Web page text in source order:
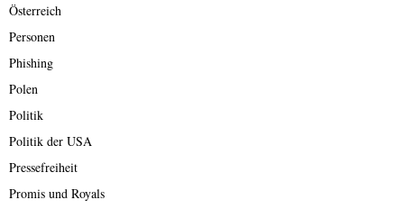
Österreich
Personen
Phishing
Polen
Politik
Politik der USA
Pressefreiheit
Promis und Royals